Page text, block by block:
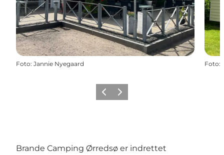
Foto: Jannie Nyegaard Foto:
Forrige billede
Næste billede
Brande Camping Ørredsø er indrettet